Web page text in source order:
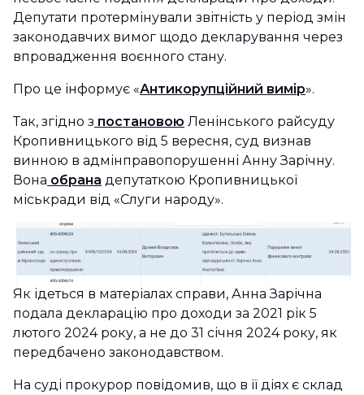
Депутати протермінували звітність у період змін
законодавчих вимог щодо декларування через
впровадження воєнного стану.
Про це інформує «Антикорупційний вимір».
Так, згідно з постановою Ленінського райсуду
Кропивницького від 5 вересня, суд визнав
винною в адмінправопорушенні Анну Зарічну.
Вона обрана депутаткою Кропивницької
міськради від «Слуги народу».
Як ідеться в матеріалах справи, Анна Зарічна
подала декларацію про доходи за 2021 рік 5
лютого 2024 року, а не до 31 січня 2024 року, як
передбачено законодавством.
На суді прокурор повідомив, що в її діях є склад